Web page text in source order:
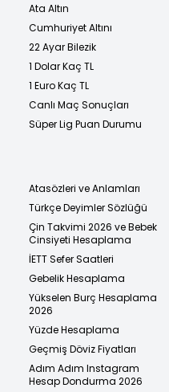
Ata Altın
Cumhuriyet Altını
22 Ayar Bilezik
1 Dolar Kaç TL
1 Euro Kaç TL
Canlı Maç Sonuçları
Süper Lig Puan Durumu
Atasözleri ve Anlamları
Türkçe Deyimler Sözlüğü
Çin Takvimi 2026 ve Bebek
Cinsiyeti Hesaplama
İETT Sefer Saatleri
Gebelik Hesaplama
Yükselen Burç Hesaplama
2026
Yüzde Hesaplama
Geçmiş Döviz Fiyatları
Adım Adım Instagram
Hesap Dondurma 2026